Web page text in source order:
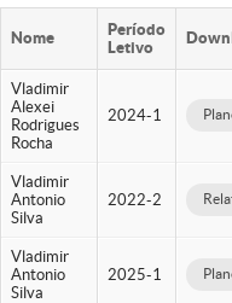
Nome
Período
Letivo
Vladimir
Alexei
Rodrigues
Rocha
2024-1
Vladimir
Antonio
Silva
2022-2
Vladimir
Antonio
Silva
2025-1